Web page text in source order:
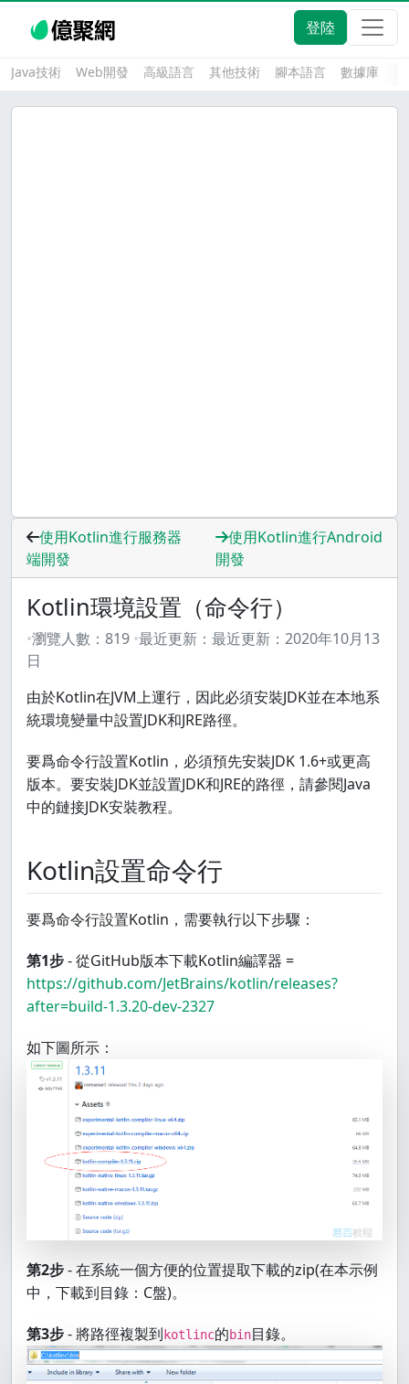
登陸
Java技術 Web開發 高級語言 其他技術 腳本語言 數據庫
使用Kotlin進行服務器
端開發
使用Kotlin進行Android
開發
Kotlin環境設置（命令行）
瀏覽人數： 819 最近更新： 最近更新： 2020年10月13
日
由於Kotlin在JVM上運行，因此必須安裝JDK並在本地系
統環境變量中設置JDK和JRE路徑。
要爲命令行設置Kotlin，必須預先安裝JDK 1.6+或更高
版本。要安裝JDK並設置JDK和JRE的路徑，請參閱Java
中的鏈接JDK安裝教程。
Kotlin設置命令行
要爲命令行設置Kotlin，需要執行以下步驟：
第1步- 從GitHub版本下載Kotlin編譯器 =
https://github.com/JetBrains/kotlin/releases?
after=build-1.3.20-dev-2327
如下圖所示：
第2步- 在系統一個方便的位置提取下載的zip(在本示例
中，下載到目錄：C盤)。
第3步- 將路徑複製到 kotlinc的bin目錄。